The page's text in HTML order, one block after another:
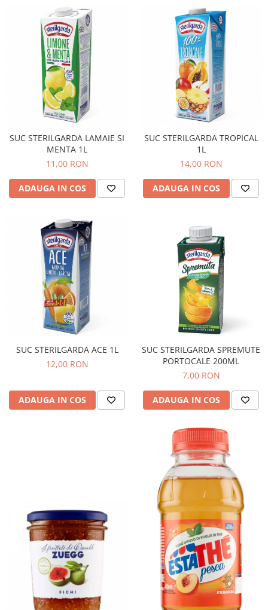
SUC STERILGARDA LAMAIE SI
MENTA 1L
11,00 RON
ADAUGA IN COS
SUC STERILGARDA TROPICAL
1L
14,00 RON
ADAUGA IN COS
SUC STERILGARDA ACE 1L
12,00 RON
ADAUGA IN COS
SUC STERILGARDA SPREMUTE
PORTOCALE 200ML
7,00 RON
ADAUGA IN COS